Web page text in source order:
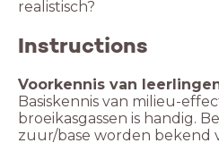
realistisch?
Instructions
Voorkennis van
Basiskennis van milieu-
broeikasgassen is handig.
zuur/base worden bekend